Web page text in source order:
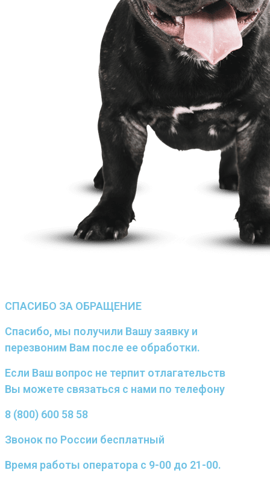
СПАСИБО ЗА ОБРАЩЕНИЕ
Спасибо, мы получили Вашу заявку и
перезвоним Вам после ее обработки.
Если Ваш вопрос не терпит отлагательств
Вы можете связаться с нами по телефону
8 (800) 600 58 58
Звонок по России бесплатный
Время работы оператора с 9-00 до 21-00.